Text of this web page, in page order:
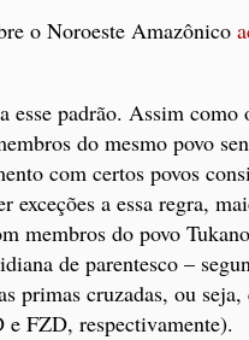
o Noroeste Amazônico
esse padrão. Assim
do mesmo povo
com certos povos
exceções a essa regra,
membros do povo
de parentesco –
primas cruzadas, ou
FZD, respectivamente).